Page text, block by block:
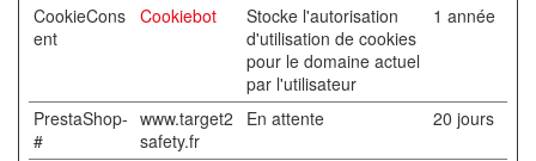
CookieCons
ent
Cookiebot
Stocke l'autorisation
d'utilisation de cookies
pour le domaine actuel
par l'utilisateur
1 année
PrestaShop-
#
www.target2
safety.fr
En attente 20 jours